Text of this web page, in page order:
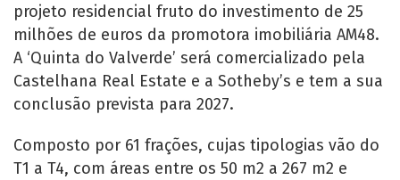
projeto residencial fruto do investimento de 25
milhões de euros da promotora imobiliária AM48.
A ‘Quinta do Valverde’ será comercializado pela
Castelhana Real Estate e a Sotheby’s e tem a sua
conclusão prevista para 2027.
Composto por 61 frações, cujas tipologias vão do
T1 a T4, com áreas entre os 50 m2 a 267 m2 e